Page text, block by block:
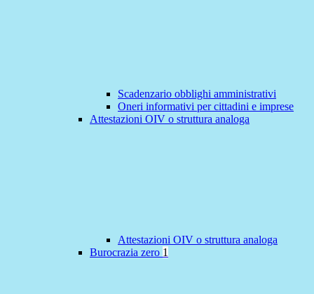
Scadenzario obblighi amministrativi
Oneri informativi per cittadini e imprese
Attestazioni OIV o struttura analoga
Attestazioni OIV o struttura analoga
Burocrazia zero 1